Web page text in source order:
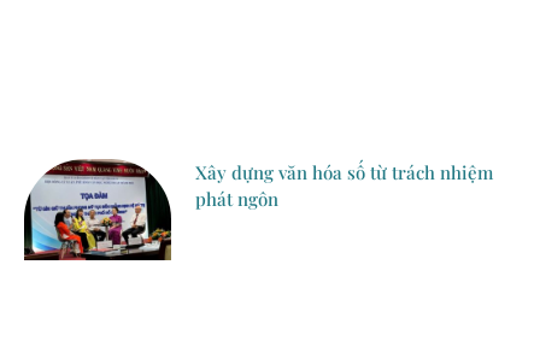
Xây dựng văn hóa số từ trách nhiệm
phát ngôn